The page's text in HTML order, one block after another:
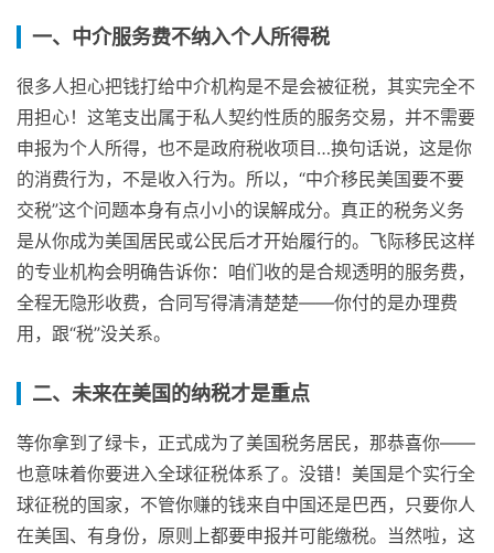
一、中介服务费不纳入个人所得税
很多人担心把钱打给中介机构是不是会被征税，其实完全不
用担心！这笔支出属于私人契约性质的服务交易，并不需要
申报为个人所得，也不是政府税收项目…换句话说，这是你
的消费行为，不是收入行为。所以，“中介移民美国要不要
交税”这个问题本身有点小小的误解成分。真正的税务义务
是从你成为美国居民或公民后才开始履行的。飞际移民这样
的专业机构会明确告诉你：咱们收的是合规透明的服务费，
全程无隐形收费，合同写得清清楚楚——你付的是办理费
用，跟“税”没关系。
二、未来在美国的纳税才是重点
等你拿到了绿卡，正式成为了美国税务居民，那恭喜你——
也意味着你要进入全球征税体系了。没错！美国是个实行全
球征税的国家，不管你赚的钱来自中国还是巴西，只要你人
在美国、有身份，原则上都要申报并可能缴税。当然啦，这